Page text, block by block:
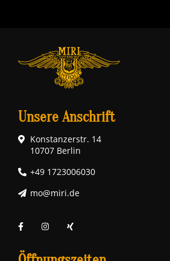
Unsere Anschrift
Konstanzerstr. 14
10707 Berlin
+49 1723006030
mo@miri.de